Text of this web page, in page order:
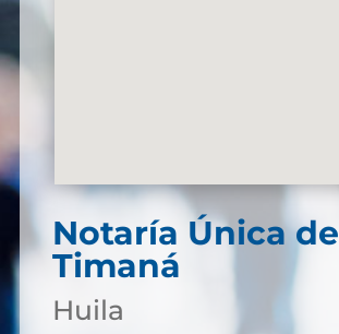
Notaría Única de
Timaná
Huila